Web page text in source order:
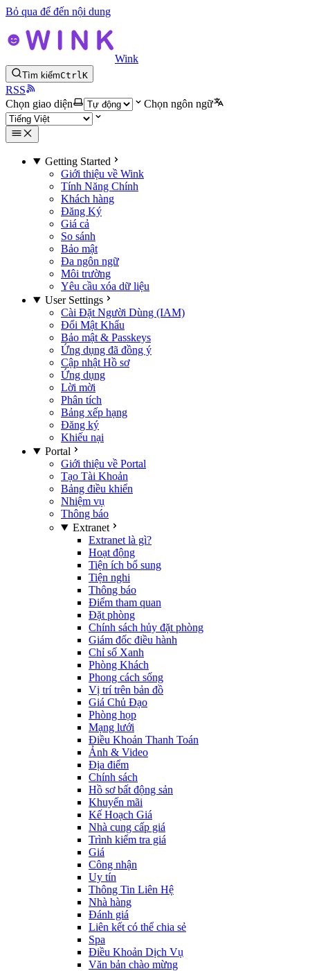
Bỏ qua để đến nội dung
Wink
Tìm kiếmCtrlK
RSS
Chọn giao diện
Chọn ngôn ngữ
Getting Started
Giới thiệu về Wink
Tính Năng Chính
Khách hàng
Đăng Ký
Giá cả
So sánh
Bảo mật
Đa ngôn ngữ
Môi trường
Yêu cầu xóa dữ liệu
User Settings
Cài Đặt Người Dùng (IAM)
Đổi Mật Khẩu
Bảo mật & Passkeys
Ứng dụng đã đồng ý
Cập nhật Hồ sơ
Ứng dụng
Lời mời
Phân tích
Bảng xếp hạng
Đăng ký
Khiếu nại
Portal
Giới thiệu về Portal
Tạo Tài Khoản
Bảng điều khiển
Nhiệm vụ
Thông báo
Extranet
Extranet là gì?
Hoạt động
Tiện ích bổ sung
Tiện nghi
Thông báo
Điểm tham quan
Đặt phòng
Chính sách hủy đặt phòng
Giám đốc điều hành
Chỉ số Xanh
Phòng Khách
Phong cách sống
Vị trí trên bản đồ
Giá Chủ Đạo
Phòng họp
Mạng lưới
Điều Khoản Thanh Toán
Ảnh & Video
Địa điểm
Chính sách
Hồ sơ bất động sản
Khuyến mãi
Kế Hoạch Giá
Nhà cung cấp giá
Trình kiểm tra giá
Giá
Công nhận
Uy tín
Thông Tin Liên Hệ
Nhà hàng
Đánh giá
Liên kết có thể chia sẻ
Spa
Điều Khoản Dịch Vụ
Văn bản chào mừng